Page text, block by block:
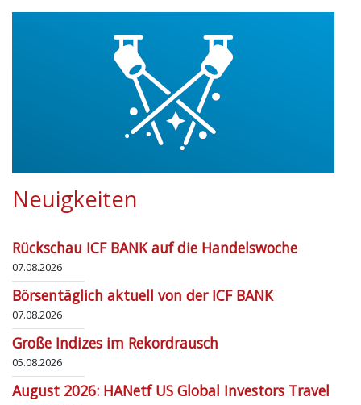
Neuigkeiten
Rückschau ICF BANK auf die Handelswoche
07.08.2026
Börsentäglich aktuell von der ICF BANK
07.08.2026
Große Indizes im Rekordrausch
05.08.2026
August 2026: HANetf US Global Investors Travel